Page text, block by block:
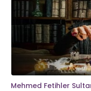
Mehmed Fetihler